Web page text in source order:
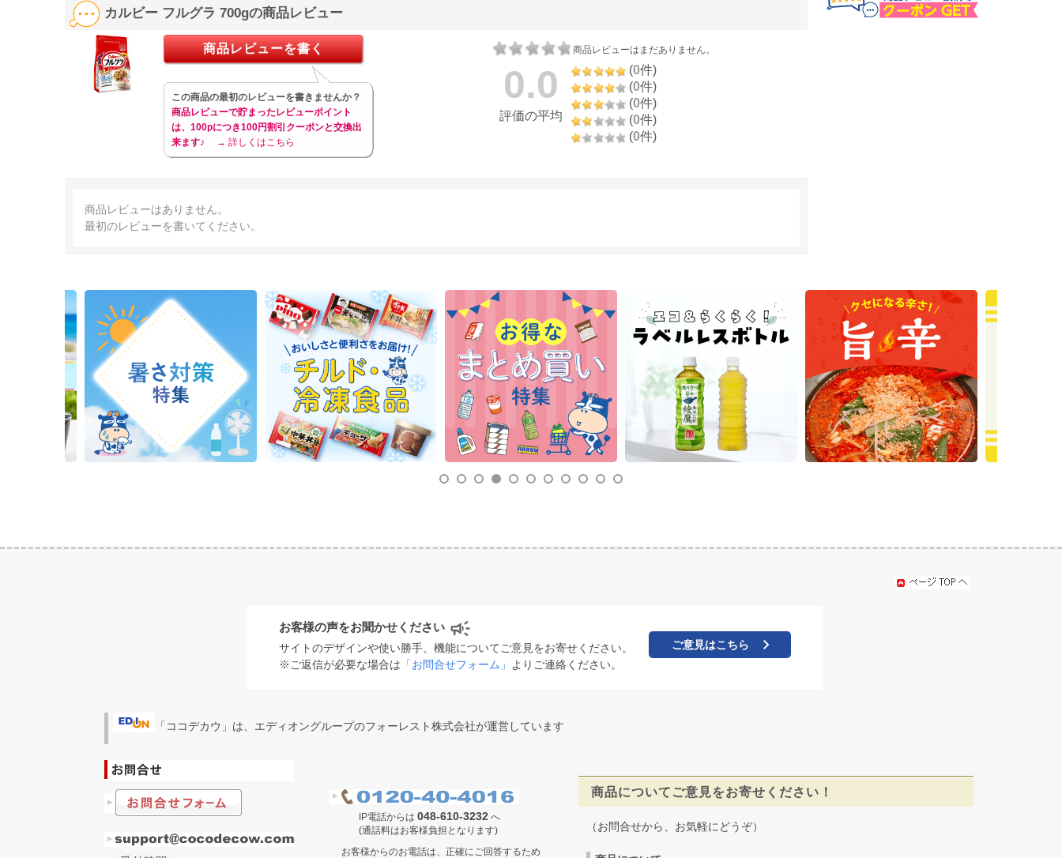
カルビー フルグラ 700gの商品レビュー
商品レビューはまだありません。
0.0
評価の平均
(0件)
(0件)
(0件)
(0件)
(0件)
商品レビューを書く
この商品の最初のレビューを書きませんか？
商品レビューで貯まったレビューポイント
は、100pにつき100円割引クーポンと交換出
来ます♪
→ 詳しくはこちら
商品レビューはありません。
最初のレビューを書いてください。
お客様の声をお聞かせください
サイトのデザインや使い勝手、機能についてご意見をお寄せください。
※ご返信が必要な場合は 「お問合せフォーム」 よりご連絡ください。
ご意見はこちら
「ココデカウ」は、エディオングループのフォーレスト株式会社が運営しています
IP電話からは 048-610-3232 へ
(通話料はお客様負担となります)
お客様からのお電話は、正確にご回答するため
商品についてご意見をお寄せください！
（お問合せから、お気軽にどうぞ）